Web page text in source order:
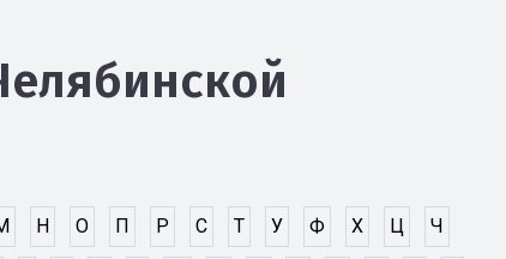
Н О П Р С Т У Ф Х Ц Ч